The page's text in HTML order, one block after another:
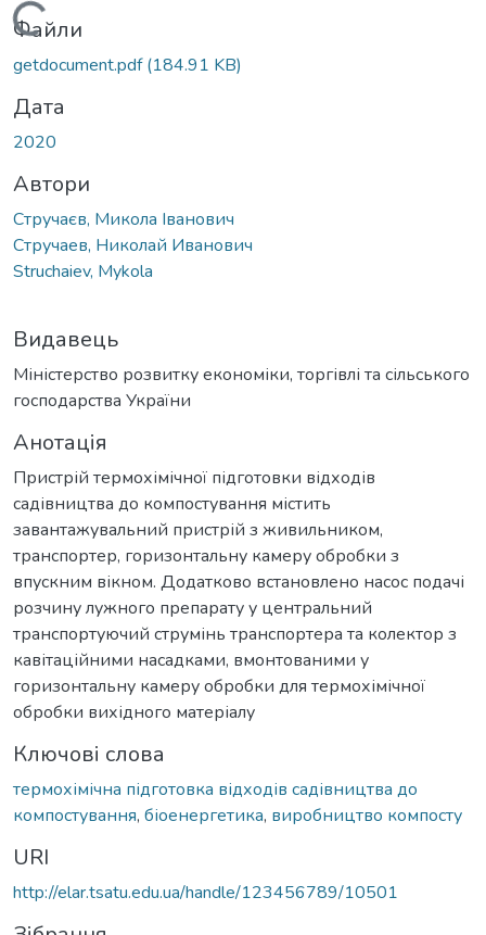
Вантажиться...
Файли
getdocument.pdf(184.91 KB)
Дата
2020
Автори
Стручаєв, Микола Іванович
Стручаев, Николай Иванович
Struchaiev, Mykola
Видавець
Міністерство розвитку економіки, торгівлі та сільського
господарства України
Анотація
Пристрій термохімічної підготовки відходів
садівництва до компостування містить
завантажувальний пристрій з живильником,
транспортер, горизонтальну камеру обробки з
впускним вікном. Додатково встановлено насос подачі
розчину лужного препарату у центральний
транспортуючий струмінь транспортера та колектор з
кавітаційними насадками, вмонтованими у
горизонтальну камеру обробки для термохімічної
обробки вихідного матеріалу
Ключові слова
термохімічна підготовка відходів садівництва до
компостування, біоенергетика, виробництво компосту
URI
http://elar.tsatu.edu.ua/handle/123456789/10501